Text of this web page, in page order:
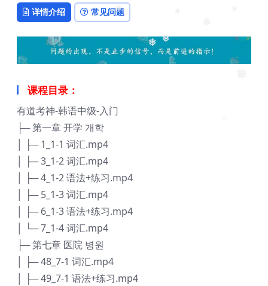
❅
❅
❅
❅
❅
❅
详情介绍 常见问题
课程目录：
有道考神-韩语中级-入门
├─ 第一章 开学 개학
│ ├─ 1_1-1 词汇.mp4
│ ├─ 3_1-2 词汇.mp4
│ ├─ 4_1-2 语法+练习.mp4
│ ├─ 5_1-3 词汇.mp4
│ ├─ 6_1-3 语法+练习.mp4
│ └─ 7_1-4 词汇.mp4
├─ 第七章 医院 병원
│ ├─ 48_7-1 词汇.mp4
│ ├─ 49_7-1 语法+练习.mp4